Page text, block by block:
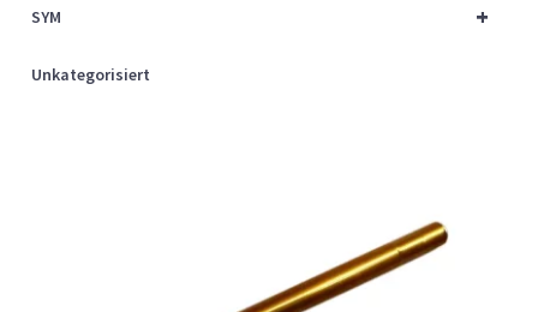
+
SYM
Unkategorisiert